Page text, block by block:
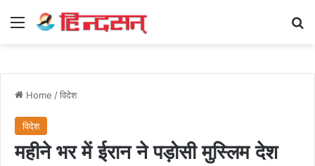
Menu
Home /विदेश
विदेश
महीने भर में ईरान ने पड़ोसी मुस्लिम देश